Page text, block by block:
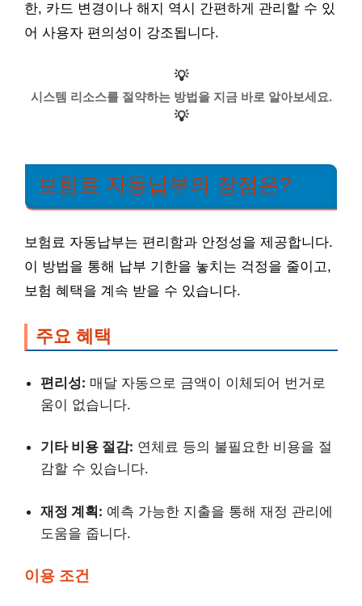
한, 카드 변경이나 해지 역시 간편하게 관리할 수 있
어 사용자 편의성이 강조됩니다.
💡
시스템 리소스를 절약하는 방법을 지금 바로 알아보세요.
💡
보험료 자동납부의 장점은?
보험료 자동납부는 편리함과 안정성을 제공합니다.
이 방법을 통해 납부 기한을 놓치는 걱정을 줄이고,
보험 혜택을 계속 받을 수 있습니다.
주요 혜택
편리성: 매달 자동으로 금액이 이체되어 번거로
움이 없습니다.
기타 비용 절감: 연체료 등의 불필요한 비용을 절
감할 수 있습니다.
재정 계획: 예측 가능한 지출을 통해 재정 관리에
도움을 줍니다.
이용 조건